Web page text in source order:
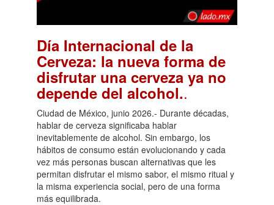
Día Internacional de la
Cerveza: la nueva forma de
disfrutar una cerveza ya no
depende del alcohol..
Ciudad de México, junio 2026.- Durante décadas,
hablar de cerveza significaba hablar
inevitablemente de alcohol. Sin embargo, los
hábitos de consumo están evolucionando y cada
vez más personas buscan alternativas que les
permitan disfrutar el mismo sabor, el mismo ritual y
la misma experiencia social, pero de una forma
más equilibrada.